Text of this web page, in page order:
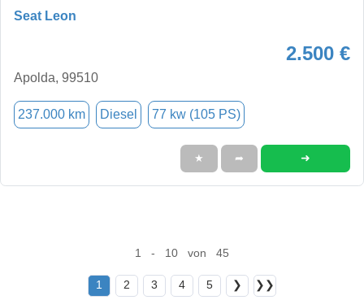
Seat Leon
2.500 €
Apolda, 99510
237.000 km Diesel 77 kw (105 PS)
★ ➦ ➜
1 - 10 von 45
1 2 3 4 5 ❯ ❯❯